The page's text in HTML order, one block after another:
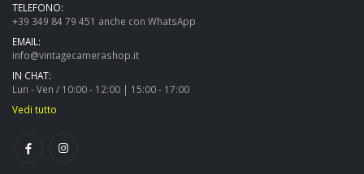
che, a parte il fatto di
TELEFONO:
+39 349 84 79 451 anche con WhatsApp
EMAIL:
info@vintagecamerashop.it
IN CHAT:
Lun - Ven / 10:00 - 12:00 | 15:00 - 17:00
Vedi tutto